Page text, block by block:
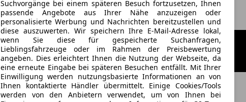
Suchvorgänge bei einem späteren Besuch fortzusetzen, Ihnen
passende Angebote aus Ihrer Nähe anzuzeigen oder
personalisierte Werbung und Nachrichten bereitzustellen und
diese auszuwerten. Wir speichern Ihre E-Mail-Adresse lokal,
wenn Sie diese für gespeicherte Suchanfragen,
Lieblingsfahrzeuge oder im Rahmen der Preisbewertung
angeben. Dies erleichtert Ihnen die Nutzung der Webseite, da
eine erneute Eingabe bei späteren Besuchen entfällt. Mit Ihrer
Einwilligung werden nutzungsbasierte Informationen an von
Ihnen kontaktierte Händler übermittelt. Einige Cookies/Tools
werden von den Anbietern verwendet, um von Ihnen bei